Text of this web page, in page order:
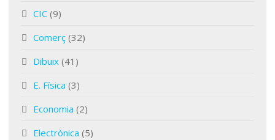
CIC (9)
Comerç (32)
Dibuix (41)
E. Física (3)
Economia (2)
Electrònica (5)